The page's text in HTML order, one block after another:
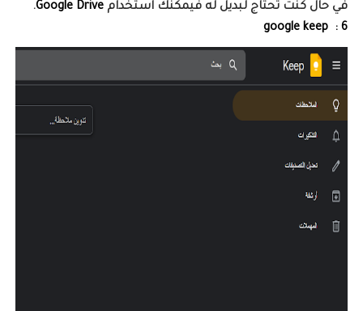
في حال كنت تحتاج لبديل له فيمكنك استخدام Google Drive
.
6 : google keep